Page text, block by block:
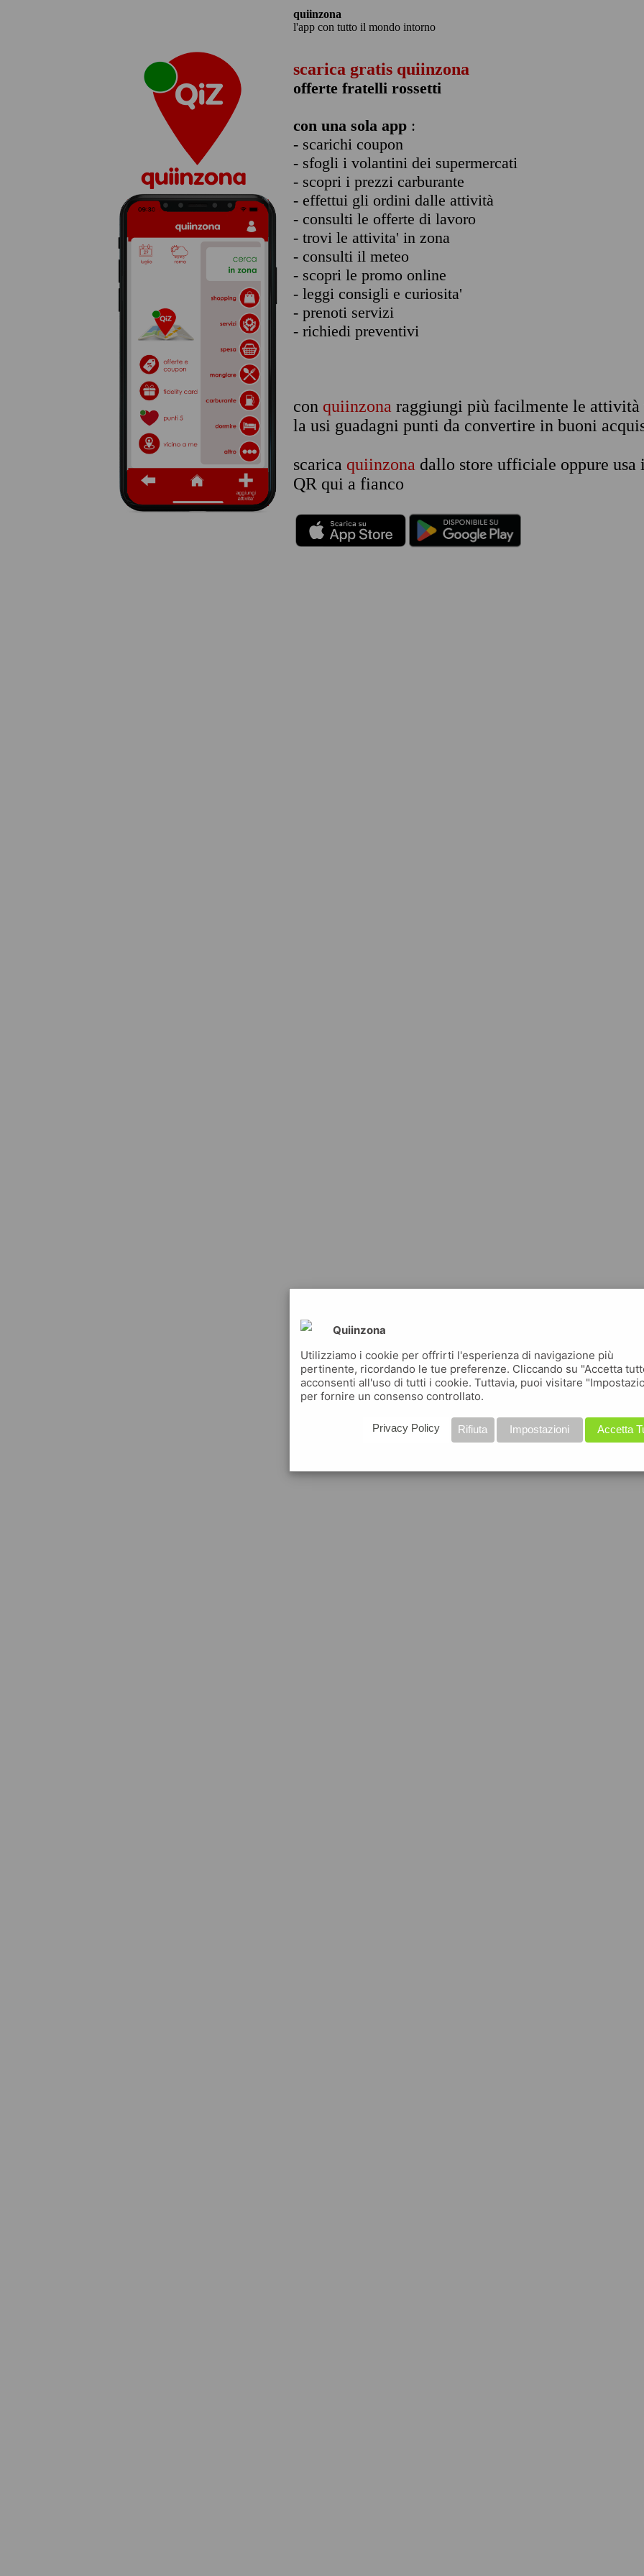
quiinzona
l'app con tutto il mondo intorno
scarica gratis quiinzona
offerte fratelli rossetti
con una sola app :
- scarichi coupon
- sfogli i volantini dei supermercati
- scopri i prezzi carburante
- effettui gli ordini dalle attività
- consulti le offerte di lavoro
- trovi le attivita' in zona
- consulti il meteo
- scopri le promo online
- leggi consigli e curiosita'
- prenoti servizi
- richiedi preventivi
con quiinzona raggiungi più facilmente le attività
la usi guadagni punti da convertire in buoni
scarica quiinzona dallo store ufficiale oppure usa
QR qui a fianco
Quiinzona
Utilizziamo i cookie per offrirti l'esperienza di navigazione più
pertinente, ricordando le tue preferenze. Cliccando su "Accetta
acconsenti all'uso di tutti i cookie. Tuttavia, puoi visitare
per fornire un consenso controllato.
Accetta
Impostazioni
Rifiuta
Privacy Policy